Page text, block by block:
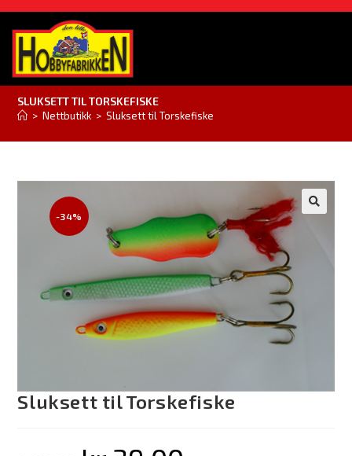
SLUKSETT TIL TORSKEFISKE
> Nettbutikk > Sluksett til Torskefiske
-34%
Sluksett til Torskefiske